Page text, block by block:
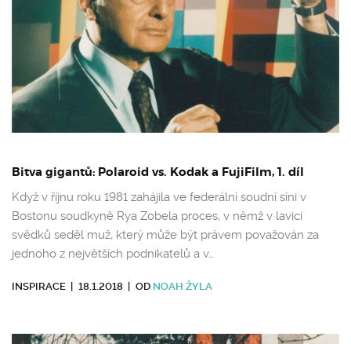
Bitva gigantů: Polaroid vs. Kodak a FujiFilm, 1. díl
Když v říjnu roku 1981 zahájila ve federální soudní síni v
Bostonu soudkyně Rya Zobela proces, v němž v lavici
svědků seděl muž, který může být právem považován za
jednoho z největších podnikatelů a v…
INSPIRACE | 18.1.2018 | OD NOAH ŽYLA